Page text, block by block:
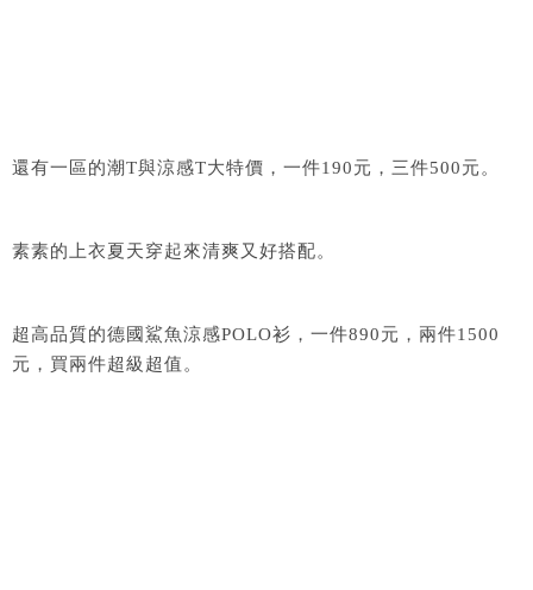
還有一區的潮T與涼感T大特價，一件190元，三件500元。
素素的上衣夏天穿起來清爽又好搭配。
超高品質的德國鯊魚涼感POLO衫，一件890元，兩件1500
元，買兩件超級超值。